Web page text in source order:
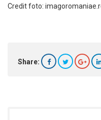
Credit foto:
Share: